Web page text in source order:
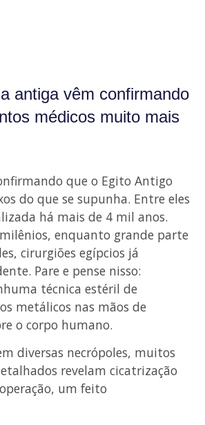
antiga vêm confirmando
médicos muito mais
que o Egito Antigo
do que se supunha. Entre eles
há mais de 4 mil anos.
enquanto grande parte
cirurgiões egípcios já
Pare e pense nisso:
técnica estéril de
metálicos nas mãos de
o corpo humano.
diversas necrópoles, muitos
revelam cicatrização
um feito